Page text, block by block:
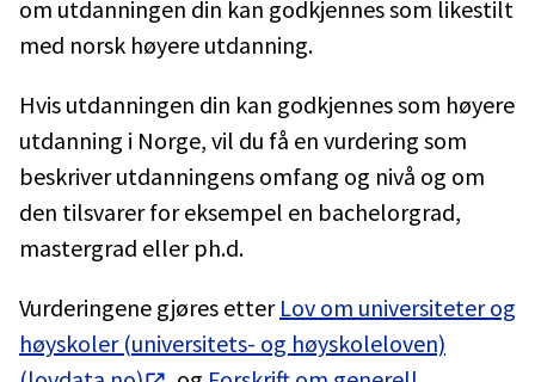
om utdanningen din kan godkjennes som likestilt
med norsk høyere utdanning.
Hvis utdanningen din kan godkjennes som høyere
utdanning i Norge, vil du få en vurdering som
beskriver utdanningens omfang og nivå og om
den tilsvarer for eksempel en bachelorgrad,
mastergrad eller ph.d.
Vurderingene gjøres etter Lov om universiteter og
høyskoler (universitets- og høyskoleloven)